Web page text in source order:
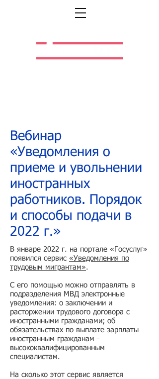
Вебинар
«Уведомления о
приеме и увольнении
иностранных
работников. Порядок
и способы подачи в
2022 г.»
В январе 2022 г. на портале «Госуслуг»
появился сервис «Уведомления по
трудовым мигрантам».
С его помощью можно отправлять в
подразделения МВД электронные
уведомления: о заключении и
расторжении трудового договора с
иностранными гражданами; об
обязательствах по выплате зарплаты
иностранным гражданам -
высококвалифицированным
специалистам.
На сколько этот сервис является